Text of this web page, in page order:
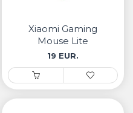
Xiaomi Gaming
Mouse Lite
19 EUR.